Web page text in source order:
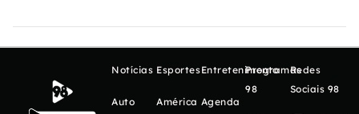
Notícias
Auto
Esportes
América
Entretenimento
Agenda
Programas
98
Redes
Sociais 98